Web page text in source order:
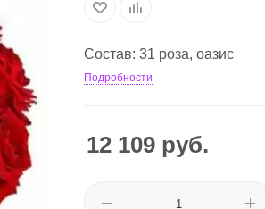
Состав: 31 роза, оазис
Подробности
12 109 руб.